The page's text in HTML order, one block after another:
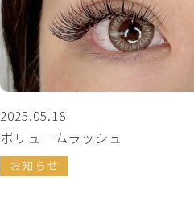
2025.05.18
ボリュームラッシュ
お知らせ